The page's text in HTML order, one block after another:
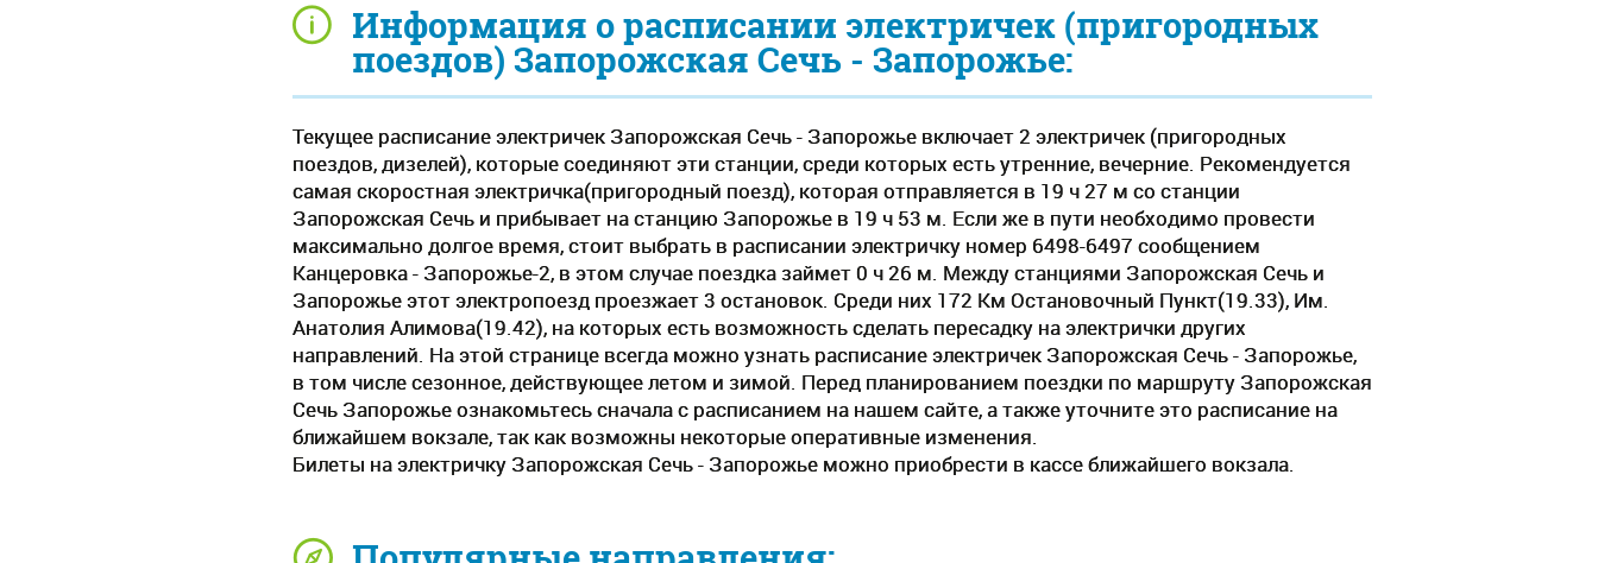
Информация о расписании электричек (пригородных
поездов) Запорожская Сечь - Запорожье:
Текущее расписание электричек Запорожская Сечь - Запорожье включает 2 электричек (пригородных
поездов, дизелей), которые соединяют эти станции, среди которых есть утренние, вечерние. Рекомендуется
самая скоростная электричка(пригородный поезд), которая отправляется в 19 ч 27 м со станции
Запорожская Сечь и прибывает на станцию Запорожье в 19 ч 53 м. Если же в пути необходимо провести
максимально долгое время, стоит выбрать в расписании электричку номер 6498-6497 сообщением
Канцеровка - Запорожье-2, в этом случае поездка займет 0 ч 26 м. Между станциями Запорожская Сечь и
Запорожье этот электропоезд проезжает 3 остановок. Среди них 172 Км Остановочный Пункт(19.33), Им.
Анатолия Алимова(19.42), на которых есть возможность сделать пересадку на электрички других
направлений. На этой странице всегда можно узнать расписание электричек Запорожская Сечь - Запорожье,
в том числе сезонное, действующее летом и зимой. Перед планированием поездки по маршруту Запорожская
Сечь Запорожье ознакомьтесь сначала с расписанием на нашем сайте, а также уточните это расписание на
ближайшем вокзале, так как возможны некоторые оперативные изменения.
Билеты на электричку Запорожская Сечь - Запорожье можно приобрести в кассе ближайшего вокзала.